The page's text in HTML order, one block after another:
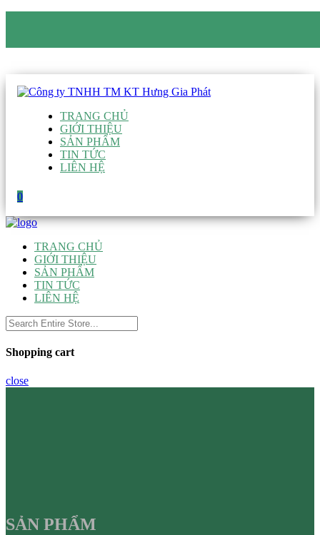
TRANG CHỦ
GIỚI THIỆU
SẢN PHẨM
TIN TỨC
LIÊN HỆ
0
TRANG CHỦ
GIỚI THIỆU
SẢN PHẨM
TIN TỨC
LIÊN HỆ
Shopping cart
close
SẢN PHẨM